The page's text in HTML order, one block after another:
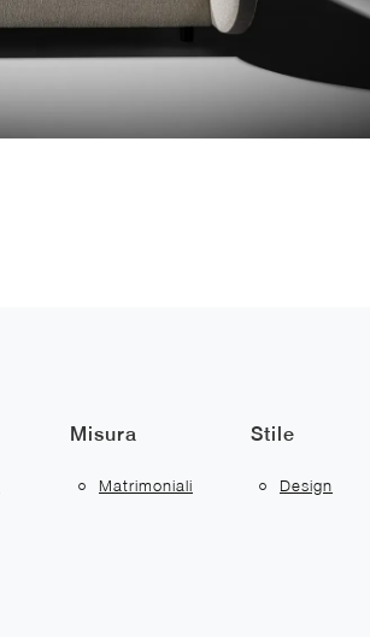
Misura
Matrimoniali
Stile
Design